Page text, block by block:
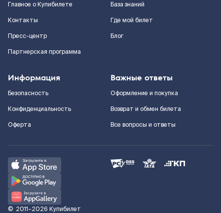
Главное о Купибилете
Контакты
Пресс-центр
Партнерская программа
База знаний
Где мой билет
Блог
Информация
Безопасность
Конфиденциальность
Оферта
Важные ответы
Оформление и покупка
Возврат и обмен билета
Все вопросы и ответы
© 2011–2026 Купибилет